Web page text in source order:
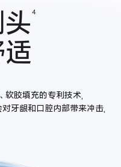
4
软胶填充的专利技术,
牙龈和口腔内部带来冲击,